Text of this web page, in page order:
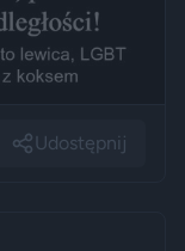
Udostępnij